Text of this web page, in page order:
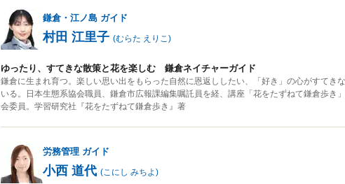
鎌倉・江ノ島 ガイド
村田 江里子 (むらた えりこ )
ゆったり、すてきな散策と花を楽しむ 鎌倉ネイチャーガイド
鎌倉に生まれ育つ。楽しい思い出をもらった自然に恩返ししたい、「好き」の心がすてき
いる。日本生態系協会職員、鎌倉市広報課編集嘱託員を経、講座「花をたずねて鎌倉歩き
会委員。学習研究社『花をたずねて鎌倉歩き』著
労務管理 ガイド
小西 道代 ( こにし みちよ)